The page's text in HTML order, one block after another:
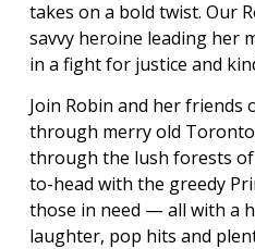
takes on a bold twist. Our
savvy heroine leading her
in a fight for justice and
Join Robin and her friends
through merry old
through the lush forests
to-head with the greedy
those in need — all with a
laughter, pop hits and